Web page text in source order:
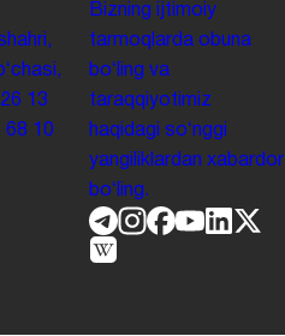
13
68 10
Bizning ijtimoiy
tarmoqlarda obuna
boʻling va
taraqqiyotimiz
haqidagi soʻnggi
yangiliklardan xabardor
boʻling.